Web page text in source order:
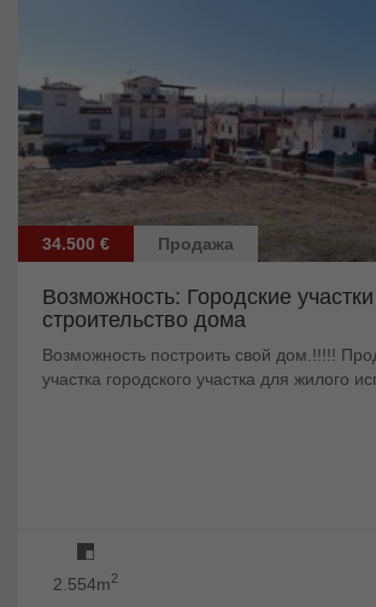
34.500 € Продажа
Возможность: Городские
строительство дома
Возможность построить свой дом.!!!!!
участка городского участка для жилого
2.554m2